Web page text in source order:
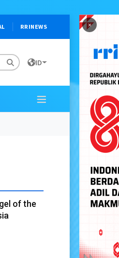
×
RRINEWS
ID
of the